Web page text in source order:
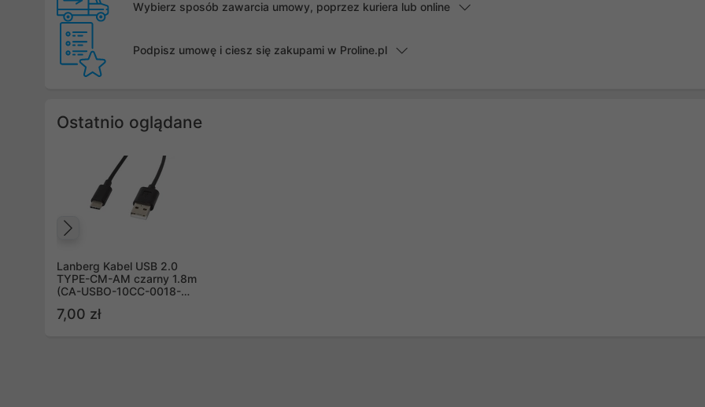
Wybierz sposób zawarcia umowy, poprzez kuriera lub online
Podpisz umowę i ciesz się zakupami w Proline.pl
Ostatnio oglądane
Lanberg Kabel USB 2.0
TYPE-CM-AM czarny 1.8m
(CA-USBO-10CC-0018-
7,00 zł